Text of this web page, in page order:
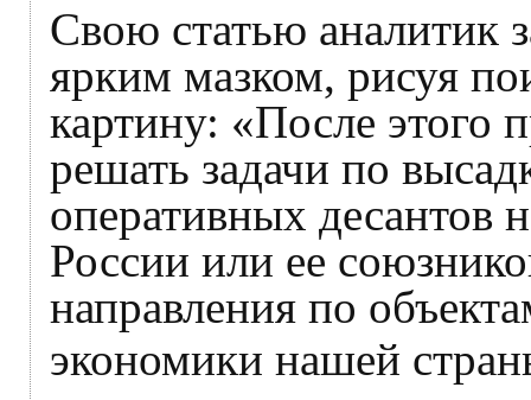
Свою статью аналитик
ярким мазком, рисуя
картину: «После этого
решать задачи по
оперативных десантов
России или ее
направления по
экономики нашей